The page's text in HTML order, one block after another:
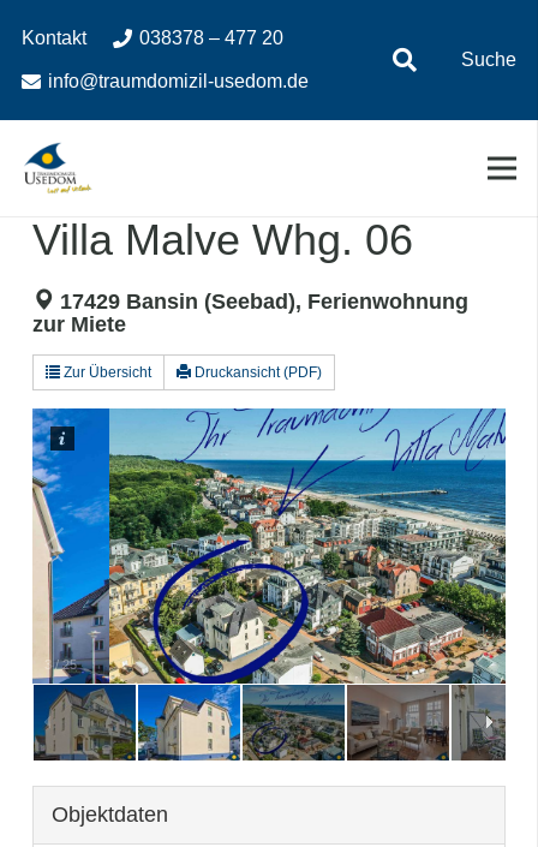
Inhalt
springen
Navigation
springen
Kontakt 038378 – 477 20
info@traumdomizil-usedom.de
Suche
Villa Malve Whg. 06
17429 Bansin (Seebad), Ferienwohnung
zur Miete
Zur Übersicht Druckansicht (PDF)
3 /25
Objektdaten